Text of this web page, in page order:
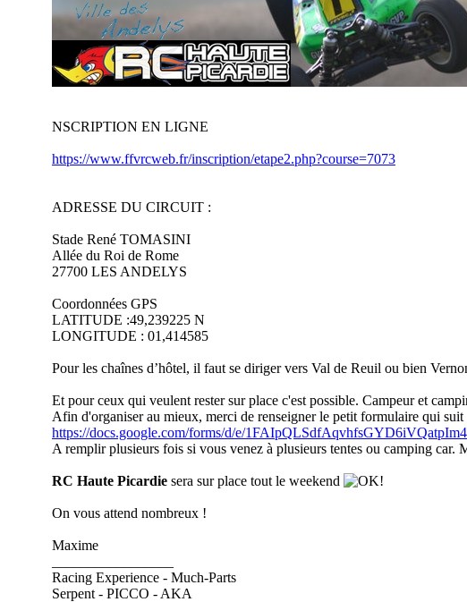
NSCRIPTION EN LIGNE
https://www.ffvrcweb.fr/inscription/etape2.php?course=7073
ADRESSE DU CIRCUIT :
Stade René TOMASINI
Allée du Roi de Rome
27700 LES ANDELYS
Coordonnées GPS
LATITUDE :49,239225 N
LONGITUDE : 01,414585
Pour les chaînes d’hôtel, il faut se diriger vers Val de Reuil ou bien
Et pour ceux qui veulent rester sur place c'est possible. Campeur et
Afin d'organiser au mieux, merci de renseigner le petit formulaire qui
https://docs.google.com/forms/d/e/
A remplir plusieurs fois si vous venez à plusieurs tentes ou camping car.
RC Haute Picardie sera sur place tout le weekend
On vous attend nombreux !
Maxime
Racing Experience - Much-Parts
Serpent - PICCO - AKA